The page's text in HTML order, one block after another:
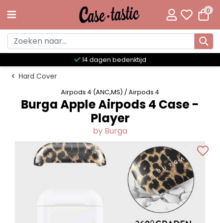
0
Meer dan 300 unieke designs
Hard Cover
Airpods 4 (ANC,MS) / Airpods 4
Burga Apple Airpods 4 Case -
Player
by Burga